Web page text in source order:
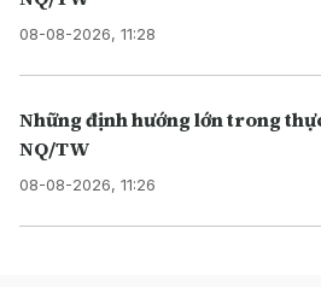
08-08-2026, 11:28
Những định hướng lớn trong
NQ/TW
08-08-2026, 11:26